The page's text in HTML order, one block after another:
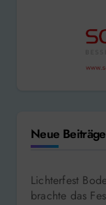
Neue Beiträge
Lichterfest
brachte das